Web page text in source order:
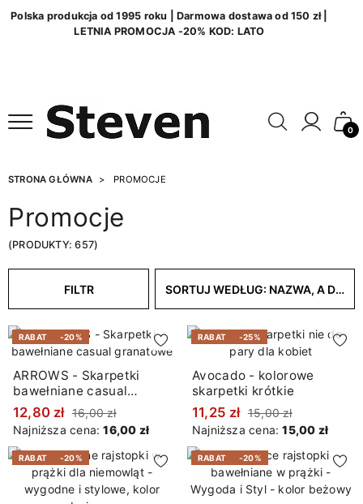
Polska produkcja od 1995 roku | Darmowa dostawa od 150 zł |
LETNIA PROMOCJA -20% KOD: LATO
0
STRONA GŁÓWNA PROMOCJE
Promocje
(PRODUKTY: 657)
FILTR SORTUJ WEDŁUG: NAZWA, A DO Z
RABAT -20%
ARROWS - Skarpetki
bawełniane casual
granatowe
12,80 zł 16,00 zł
Najniższa cena:16,00 zł
RABAT -25%
Avocado - kolorowe
skarpetki krótkie
11,25 zł 15,00 zł
Najniższa cena:15,00 zł
RABAT -20% RABAT -20%